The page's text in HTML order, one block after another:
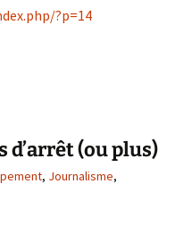
?p=14
(ou plus)
, Journalisme,